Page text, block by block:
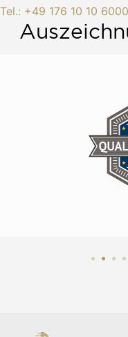
Tel.: +49 176 10 10 6000